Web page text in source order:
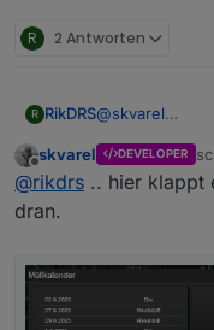
R 2 Antworten
R RikDRS@skvarel
mir auf "0",
Offline
skvarel DEVELOPER
@rikdrs .. hier klappt
dran.